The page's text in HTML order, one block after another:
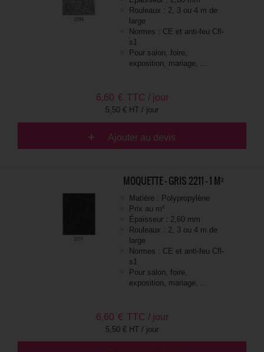
Rouleaux : 2, 3 ou 4 m de
large
Normes : CE et anti-feu Cfl-
s1
Pour salon, foire,
exposition, mariage, ...
6,60 € TTC / jour
5,50 € HT / jour
Ajouter au devis
MOQUETTE - GRIS 2211 - 1 M²
Matière : Polypropylène
Prix au m²
Épaisseur : 2,60 mm
Rouleaux : 2, 3 ou 4 m de
large
Normes : CE et anti-feu Cfl-
s1
Pour salon, foire,
exposition, mariage, ...
6,60 € TTC / jour
5,50 € HT / jour